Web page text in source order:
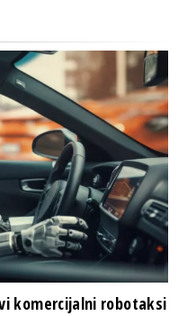
komercijalni robotaksi